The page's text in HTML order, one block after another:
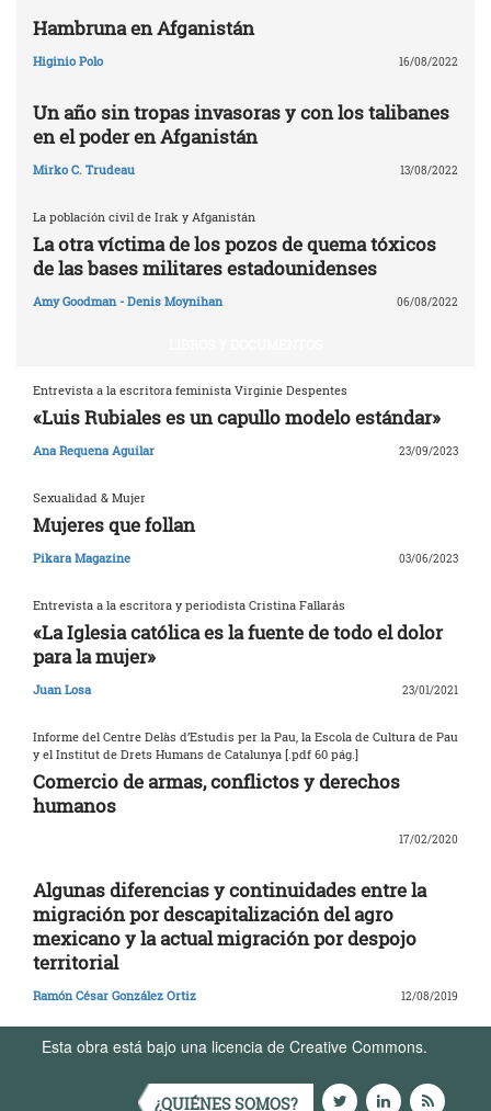
Hambruna en Afganistán
Higinio Polo 16/08/2022
Un año sin tropas invasoras y con los talibanes
en el poder en Afganistán
Mirko C. Trudeau 13/08/2022
La población civil de Irak y Afganistán
La otra víctima de los pozos de quema tóxicos
de las bases militares estadounidenses
Amy Goodman - Denis Moynihan 06/08/2022
Entrevista a la escritora feminista Virginie Despentes
«Luis Rubiales es un capullo modelo estándar»
Ana Requena Aguilar 23/09/2023
Sexualidad & Mujer
Mujeres que follan
Pikara Magazine 03/06/2023
Entrevista a la escritora y periodista Cristina Fallarás
«La Iglesia católica es la fuente de todo el dolor
para la mujer»
Juan Losa 23/01/2021
Informe del Centre Delàs d’Estudis per la Pau, la Escola de Cultura de Pau
y el Institut de Drets Humans de Catalunya [.pdf 60 pág.]
Comercio de armas, conflictos y derechos
humanos
17/02/2020
Algunas diferencias y continuidades entre la
migración por descapitalización del agro
mexicano y la actual migración por despojo
territorial
Ramón César González Ortiz 12/08/2019
Esta obra está bajo una licencia de Creative Commons.
¿QUIÉNES SOMOS?